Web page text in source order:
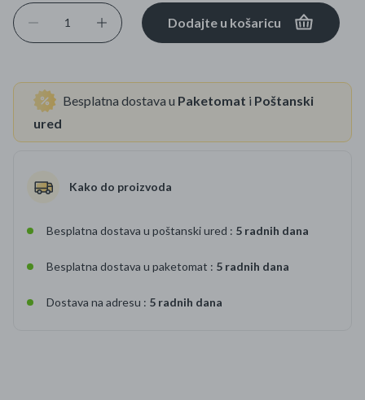
Dodajte u košaricu
Besplatna dostava u Paketomat i Poštanski
ured
Kako do proizvoda
Besplatna dostava u poštanski ured : 5 radnih dana
Besplatna dostava u paketomat : 5 radnih dana
Dostava na adresu : 5 radnih dana